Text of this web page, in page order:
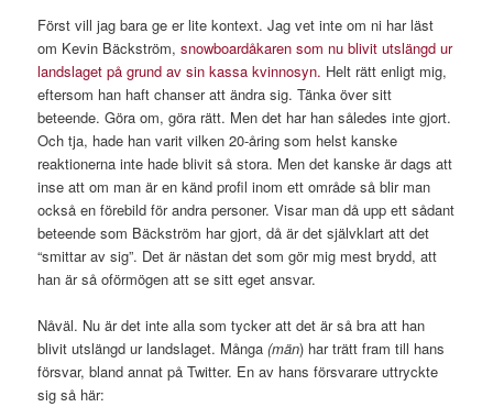
Först vill jag bara ge er lite kontext. Jag vet inte om ni har läst
om Kevin Bäckström,snowboardåkaren som nu blivit utslängd ur
landslaget på grund av sin kassa kvinnosyn. Helt rätt enligt mig,
eftersom han haft chanser att ändra sig. Tänka över sitt
beteende. Göra om, göra rätt. Men det har han således inte gjort.
Och tja, hade han varit vilken 20-åring som helst kanske
reaktionerna inte hade blivit så stora. Men det kanske är dags att
inse att om man är en känd profil inom ett område så blir man
också en förebild för andra personer. Visar man då upp ett sådant
beteende som Bäckström har gjort, då är det självklart att det
“smittar av sig”. Det är nästan det som gör mig mest brydd, att
han är så oförmögen att se sitt eget ansvar.
Nåväl. Nu är det inte alla som tycker att det är så bra att han
blivit utslängd ur landslaget. Många(män) har trätt fram till hans
försvar, bland annat på Twitter. En av hans försvarare uttryckte
sig så här: